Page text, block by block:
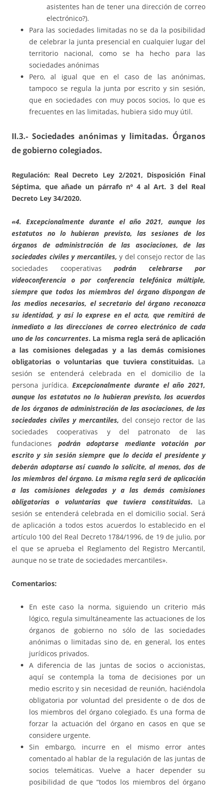
asistentes han de tener una dirección de correo
electrónico?).
Para las sociedades limitadas no se da la posibilidad
de celebrar la junta presencial en cualquier lugar del
territorio nacional, como se ha hecho para las
sociedades anónimas
Pero, al igual que en el caso de las anónimas,
tampoco se regula la junta por escrito y sin sesión,
que en sociedades con muy pocos socios, lo que es
frecuentes en las limitadas, hubiera sido muy útil.
II.3.- Sociedades anónimas y limitadas. Órganos
de gobierno colegiados.
Regulación: Real Decreto Ley 2/2021, Disposición Final
Séptima, que añade un párrafo nº 4 al Art. 3 del Real
Decreto Ley 34/2020.
«4. Excepcionalmente durante el año 2021, aunque los
estatutos no lo hubieran previsto, las sesiones de los
órganos de administración de las asociaciones, de las
sociedades civiles y mercantiles, y del consejo rector de las
sociedades cooperativas podrán celebrarse por
videoconferencia o por conferencia telefónica múltiple,
siempre que todos los miembros del órgano dispongan de
los medios necesarios, el secretario del órgano reconozca
su identidad, y así lo exprese en el acta, que remitirá de
inmediato a las direcciones de correo electrónico de cada
uno de los concurrentes. La misma regla será de aplicación
a las comisiones delegadas y a las demás comisiones
obligatorias o voluntarias que tuviera constituidas. La
sesión se entenderá celebrada en el domicilio de la
persona jurídica.Excepcionalmente durante el año 2021,
aunque los estatutos no lo hubieran previsto, los acuerdos
de los órganos de administración de las asociaciones, de las
sociedades civiles y mercantiles, del consejo rector de las
sociedades cooperativas y del patronato de las
fundaciones podrán adoptarse mediante votación por
escrito y sin sesión siempre que lo decida el presidente y
deberán adoptarse así cuando lo solicite, al menos, dos de
los miembros del órgano. La misma regla será de aplicación
a las comisiones delegadas y a las demás comisiones
obligatorias o voluntarias que tuviera constituidas. La
sesión se entenderá celebrada en el domicilio social. Será
de aplicación a todos estos acuerdos lo establecido en el
artículo 100 del Real Decreto 1784/1996, de 19 de julio, por
el que se aprueba el Reglamento del Registro Mercantil,
aunque no se trate de sociedades mercantiles».
Comentarios:
En este caso la norma, siguiendo un criterio más
lógico, regula simultáneamente las actuaciones de los
órganos de gobierno no sólo de las sociedades
anónimas o limitadas sino de, en general, los entes
jurídicos privados.
A diferencia de las juntas de socios o accionistas,
aquí se contempla la toma de decisiones por un
medio escrito y sin necesidad de reunión, haciéndola
obligatoria por voluntad del presidente o de dos de
los miembros del órgano colegiado. Es una forma de
forzar la actuación del órgano en casos en que se
considere urgente.
Sin embargo, incurre en el mismo error antes
comentado al hablar de la regulación de las juntas de
socios telemáticas. Vuelve a hacer depender su
posibilidad de que “todos los miembros del órgano